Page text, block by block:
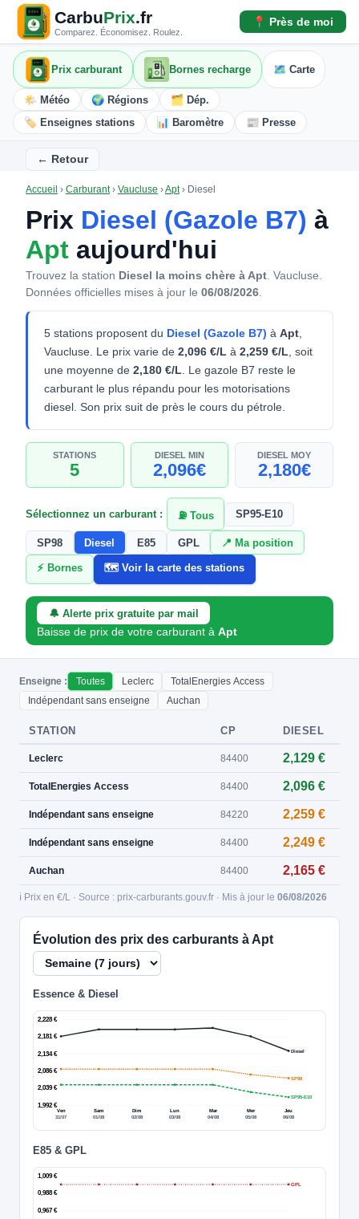
CarbuPrix.fr
Comparez. Économisez. Roulez.
📍 Près de moi
Prix carburant Bornes recharge 🗺️ Carte
🌤️ Météo 🌍 Régions
🗂️ Dép.
🏷️ Enseignes stations
📊 Baromètre 📰 Presse
← Retour
Accueil › Carburant› Vaucluse ›Apt› Diesel
Prix Diesel (Gazole B7) à
Apt aujourd'hui
Trouvez la station Diesel la moins chère à Apt. Vaucluse.
Données officielles mises à jour le 06/08/2026.
5 stations proposent du Diesel (Gazole B7) à Apt,
Vaucluse. Le prix varie de 2,096 €/L à 2,259 €/L, soit
une moyenne de 2,180 €/L. Le gazole B7 reste le
carburant le plus répandu pour les motorisations
diesel. Son prix suit de près le cours du pétrole.
STATIONS
5
DIESEL MIN
2,096€
DIESEL MOY
2,180€
Sélectionnez un carburant : ⛽ Tous SP95-E10
SP98 Diesel E85 GPL 📍 Ma position
⚡ Bornes 🗺️ Voir la carte des stations
🔔 Alerte prix gratuite par mail
Baisse de prix de votre carburant àApt
Enseigne : Toutes Leclerc
TotalEnergies Access
Indépendant sans enseigne
Auchan
STATION CP DIESEL
Leclerc 84400 2,129 €
TotalEnergies Access 84400 2,096 €
Indépendant sans enseigne 84220 2,259 €
Indépendant sans enseigne 84400 2,249 €
Auchan 84400 2,165 €
ℹ️ Prix en €/L · Source : prix-carburants.gouv.fr · Mis à jour le 06/08/2026
Évolution des prix des carburants à Apt
Essence & Diesel
1,992 €
2,039 €
2,086 €
2,134 €
2,181 €
2,228 €
Ven
31/07
Sam
01/08
Dim
02/08
Lun
03/08
Mar
04/08
Mer
05/08
Jeu
06/08
Diesel
SP95-E10
SP98
E85 & GPL
0,967 €
0,988 €
1,009 €
GPL